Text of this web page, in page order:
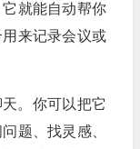
就能自动帮你
来记录会议或
。你可以把它
题、找灵感、